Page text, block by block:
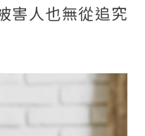
害人也無從追究